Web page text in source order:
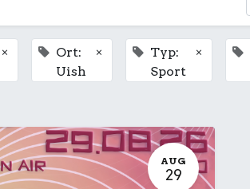
×
Ort:
Uish
×
Typ:
Sport
×
AUG
29